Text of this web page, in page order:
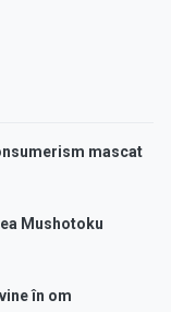
mascat
Mushotoku
în om